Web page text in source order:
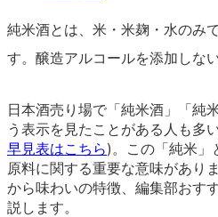
純米酒とは、米・米麹・水のみ
す。醸造アルコールを添加しな
日本酒売り場で「純米酒」「純
う表示を見たことがある人も多
早見表はこちら)。この「純米」
原料に関する重要な意味があり
から味わいの特徴、編集部おす
説します。